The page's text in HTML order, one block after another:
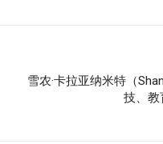
团队成员都有机会表达关
查会议。倾听并回应反馈不
通 认识到团队的多样性，
雪农·卡拉亚纳米特（
技、教